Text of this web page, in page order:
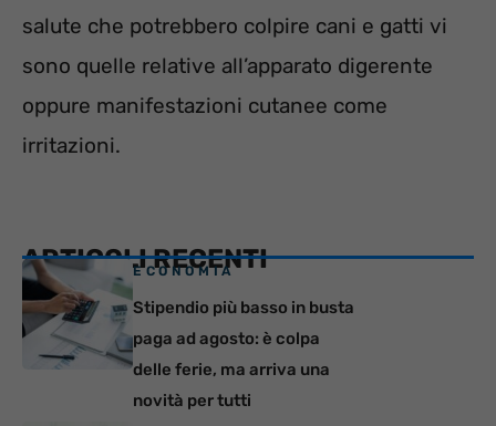
salute che potrebbero colpire cani e gatti vi
sono quelle relative all’apparato digerente
oppure manifestazioni cutanee come
irritazioni.
ARTICOLI RECENTI
ECONOMIA
Stipendio più basso in busta
paga ad agosto: è colpa
delle ferie, ma arriva una
novità per tutti